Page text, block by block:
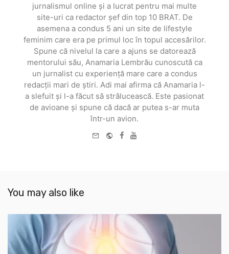
jurnalismul online și a lucrat pentru mai multe
site-uri ca redactor șef din top 10 BRAT. De
asemena a condus 5 ani un site de lifestyle
feminim care era pe primul loc în topul accesărilor.
Spune că nivelul la care a ajuns se datorează
mentorului său, Anamaria Lembrău cunoscută ca
un jurnalist cu experiență mare care a condus
redacții mari de știri. Adi mai afirma că Anamaria l-
a slefuit și l-a făcut să strălucească. Este pasionat
de avioane și spune că dacă ar putea s-ar muta
într-un avion.
e-
WebsiteFacebook
You may also like